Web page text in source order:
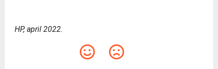
HP, april 2022.